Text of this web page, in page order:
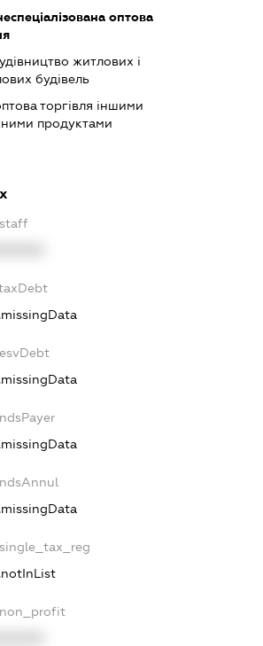
оптова
житлових і
будівель
торгівля іншими
продуктами